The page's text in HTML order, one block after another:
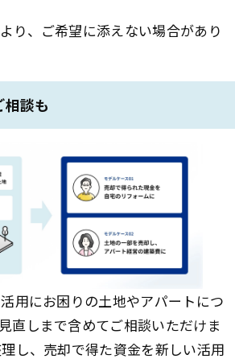
り、ご希望に添えない場合があり
談も
用にお困りの土地やアパートにつ
直しまで含めてご相談いただけま
し、売却で得た資金を新しい活用